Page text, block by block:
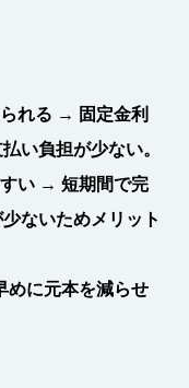
れる → 固定金利
い負担が少ない。
い → 短期間で完
ないためメリット
めに元本を減らせ